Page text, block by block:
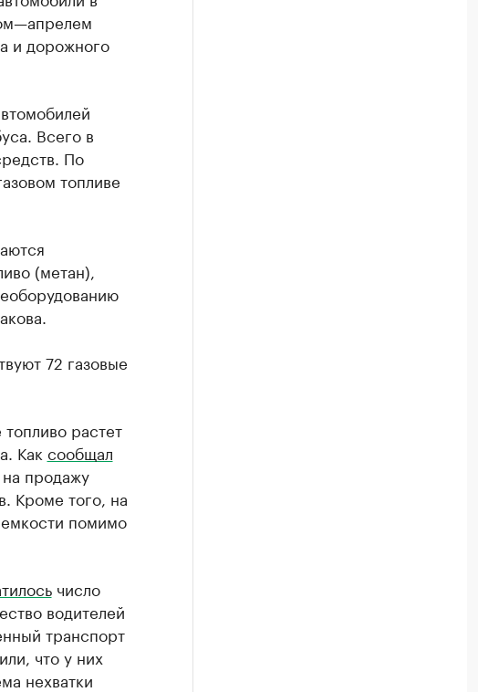
и дорожного
Всего в
По
топливе
(метан),
72 газовые
растет
Как сообщал
продажу
Кроме того, на
помимо
число
водителей
транспорт
что у них
нехватки